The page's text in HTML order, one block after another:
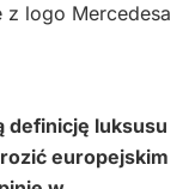
logo Mercedesa
definicję luksusu
europejskim